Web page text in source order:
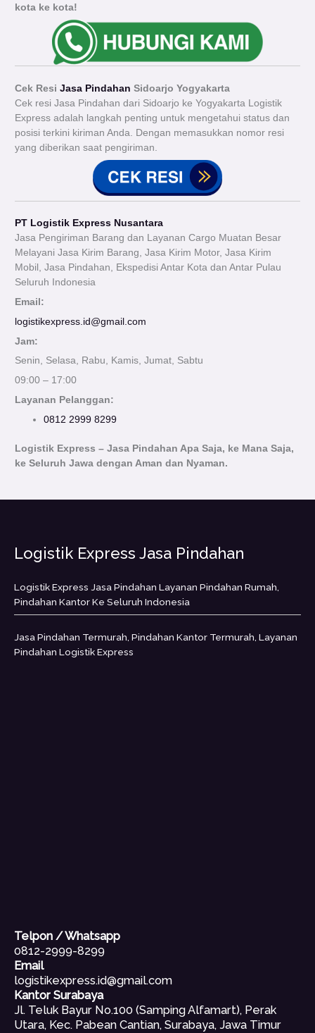
kota ke kota!
Cek ResiJasa Pindahan Sidoarjo Yogyakarta
Cek resi Jasa Pindahan dari Sidoarjo ke Yogyakarta Logistik
Express adalah langkah penting untuk mengetahui status dan
posisi terkini kiriman Anda. Dengan memasukkan nomor resi
yang diberikan saat pengiriman.
PT Logistik Express Nusantara
Jasa Pengiriman Barang dan Layanan Cargo Muatan Besar
Melayani Jasa Kirim Barang, Jasa Kirim Motor, Jasa Kirim
Mobil, Jasa Pindahan, Ekspedisi Antar Kota dan Antar Pulau
Seluruh Indonesia
Email:
logistikexpress.id@gmail.com
Jam:
Senin, Selasa, Rabu, Kamis, Jumat, Sabtu
09:00 – 17:00
Layanan Pelanggan:
0812 2999 8299
Logistik Express – Jasa Pindahan Apa Saja, ke Mana Saja,
ke Seluruh Jawa dengan Aman dan Nyaman.
Logistik Express Jasa Pindahan
Logistik Express Jasa Pindahan Layanan Pindahan Rumah,
Pindahan Kantor Ke Seluruh Indonesia
Jasa Pindahan Termurah, Pindahan Kantor Termurah, Layanan
Pindahan Logistik Express
Telpon / Whatsapp
0812-2999-8299
Email
logistikexpress.id@gmail.com
Kantor Surabaya
Jl. Teluk Bayur No.100 (Samping Alfamart), Perak
Utara, Kec. Pabean Cantian, Surabaya, Jawa Timur